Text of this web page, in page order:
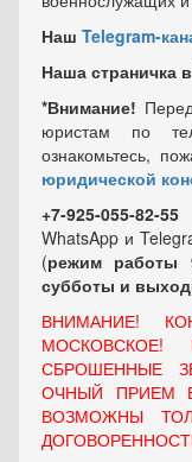
Наш Telegram-
Наша страничка
*Внимание!
юристам по
ознакомьтесь,
юридической
+7-925-055-82-
WhatsApp и
(режим работы
субботы и
ВНИМАНИЕ!
СБРОШЕННЫЕ
ОЧНЫЙ ПРИЕМ
ВОЗМОЖНЫ